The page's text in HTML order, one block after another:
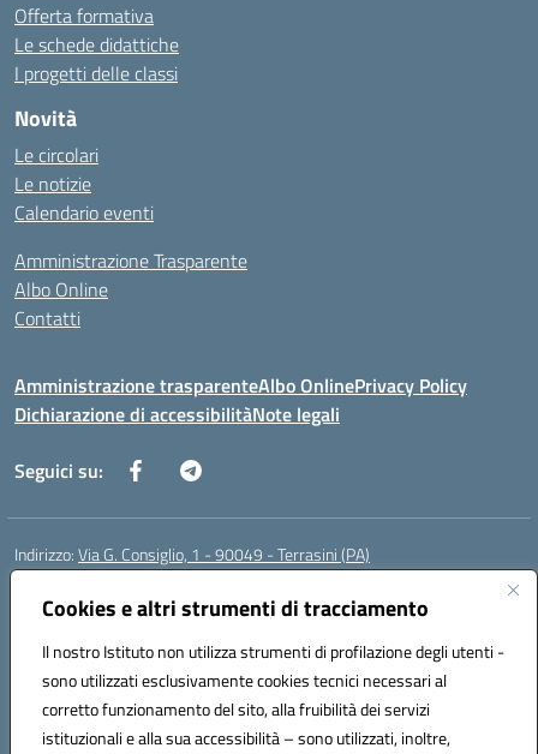
Cookies e altri strumenti di tracciamento
Il nostro Istituto non utilizza strumenti di profilazione degli utenti -
sono utilizzati esclusivamente cookies tecnici necessari al
corretto funzionamento del sito, alla fruibilità dei servizi
istituzionali e alla sua accessibilità – sono utilizzati, inoltre,
Offerta formativa
Le schede didattiche
I progetti delle classi
Novità
Le circolari
Le notizie
Calendario eventi
Amministrazione Trasparente
Albo Online
Contatti
Amministrazione trasparenteAlbo OnlinePrivacy Policy
Dichiarazione di accessibilitàNote legali
Seguici su:
Indirizzo:Via G. Consiglio, 1 - 90049 - Terrasini (PA)
Centralino:
Posta elettronica certificata (PEC):paic88700d@pec.istruzione.it
Codice fiscale: 80025710825
Codice meccanografico:PAIC88700D
Codice Indice delle Pubbliche Amministrazioni (IPA): istsc_paic88700d
Codice unico di fatturazione (CUF): UF7LHF